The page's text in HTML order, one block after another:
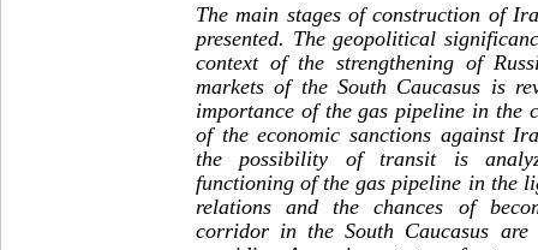
The main stages of construction of
presented. The geopolitical
context of the strengthening of
markets of the South Caucasus is
importance of the gas pipeline in the
of the economic sanctions against
the possibility of transit is
functioning of the gas pipeline in the
relations and the chances of
corridor in the South Caucasus